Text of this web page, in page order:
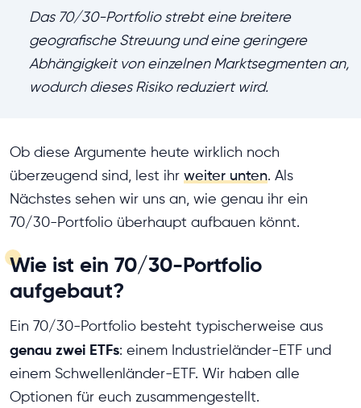
Das 70/30-Portfolio strebt eine breitere
geografische Streuung und eine geringere
Abhängigkeit von einzelnen Marktsegmenten an,
wodurch dieses Risiko reduziert wird.
Ob diese Argumente heute wirklich noch
überzeugend sind, lest ihr weiter unten. Als
Nächstes sehen wir uns an, wie genau ihr ein
70/30-Portfolio überhaupt aufbauen könnt.
Wie ist ein 70/30-Portfolio
aufgebaut?
Ein 70/30-Portfolio besteht typischerweise aus
genau zwei ETFs: einem Industrieländer-ETF und
einem Schwellenländer-ETF. Wir haben alle
Optionen für euch zusammengestellt.